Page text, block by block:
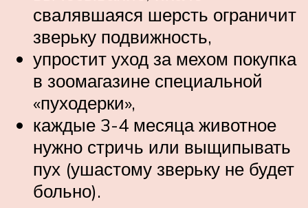
свалявшаяся шерсть ограничит
зверьку подвижность,
упростит уход за мехом покупка
в зоомагазине специальной
«пуходерки»,
каждые 3-4 месяца животное
нужно стричь или выщипывать
пух (ушастому зверьку не будет
больно).